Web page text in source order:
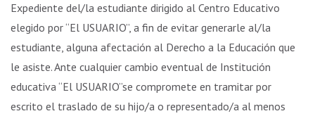
Expediente del/la estudiante dirigido al Centro Educativo
elegido por “El USUARIO”, a fin de evitar generarle al/la
estudiante, alguna afectación al Derecho a la Educación que
le asiste. Ante cualquier cambio eventual de Institución
educativa “El USUARIO”se compromete en tramitar por
escrito el traslado de su hijo/a o representado/a al menos